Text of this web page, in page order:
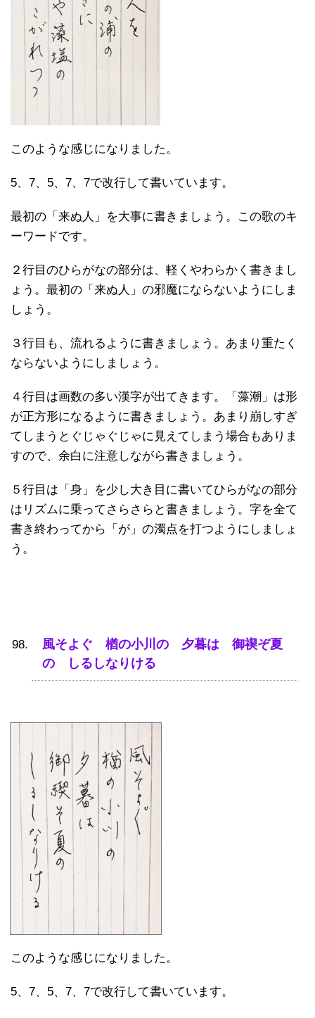
このような感じになりました。
5、7、5、7、7で改行して書いています。
最初の「来ぬ人」を大事に書きましょう。この歌のキ
ーワードです。
２行目のひらがなの部分は、軽くやわらかく書きまし
ょう。最初の「来ぬ人」の邪魔にならないようにしま
しょう。
３行目も、流れるように書きましょう。あまり重たく
ならないようにしましょう。
４行目は画数の多い漢字が出てきます。「藻潮」は形
が正方形になるように書きましょう。あまり崩しすぎ
てしまうとぐじゃぐじゃに見えてしまう場合もありま
すので、余白に注意しながら書きましょう。
５行目は「身」を少し大き目に書いてひらがなの部分
はリズムに乗ってさらさらと書きましょう。字を全て
書き終わってから「が」の濁点を打つようにしましょ
う。
風そよぐ 楢の小川の 夕暮は 御禊ぞ夏
の しるしなりける
このような感じになりました。
5、7、5、7、7で改行して書いています。